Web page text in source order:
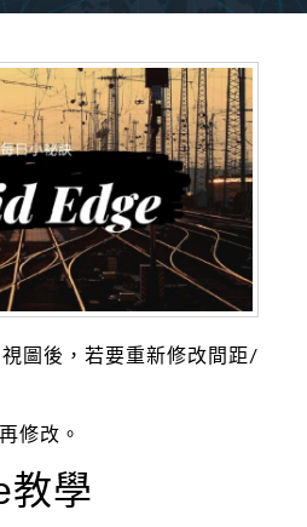
圖後，若要重新修改間距/
修改。
教學